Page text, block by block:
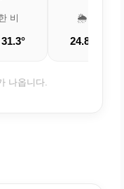
비 🌦️ 약한 비
24.8° /
나옵니다.